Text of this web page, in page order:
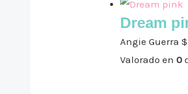
Dream
Angie Guerra $
Valorado en 0